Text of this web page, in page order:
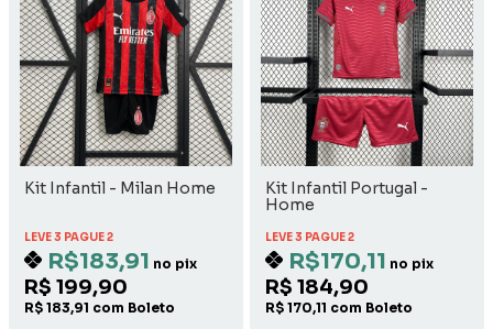
Kit Infantil - Milan Home
LEVE 3 PAGUE 2
R$183,91 no pix
R$ 199,90
R$ 183,91 com Boleto
Kit Infantil Portugal -
Home
LEVE 3 PAGUE 2
R$170,11 no pix
R$ 184,90
R$ 170,11 com Boleto